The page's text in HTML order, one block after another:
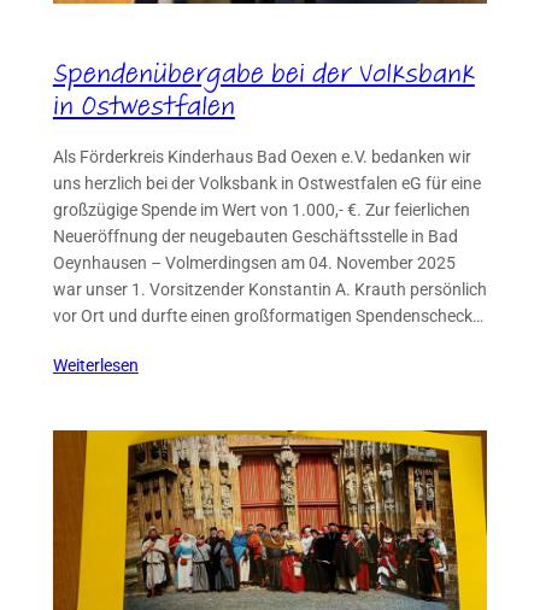
Spendenübergabe bei der Volksbank
in Ostwestfalen
Als Förderkreis Kinderhaus Bad Oexen e.V. bedanken wir
uns herzlich bei der Volksbank in Ostwestfalen eG für eine
großzügige Spende im Wert von 1.000,- €. Zur feierlichen
Neueröffnung der neugebauten Geschäftsstelle in Bad
Oeynhausen – Volmerdingsen am 04. November 2025
war unser 1. Vorsitzender Konstantin A. Krauth persönlich
vor Ort und durfte einen großformatigen Spendenscheck…
Weiterlesen